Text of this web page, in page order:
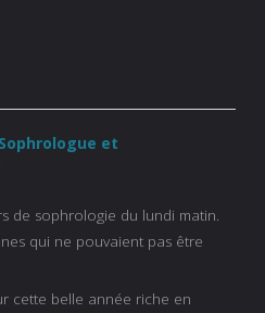
et
de sophrologie du lundi matin.
qui ne pouvaient pas être
cette belle année riche en